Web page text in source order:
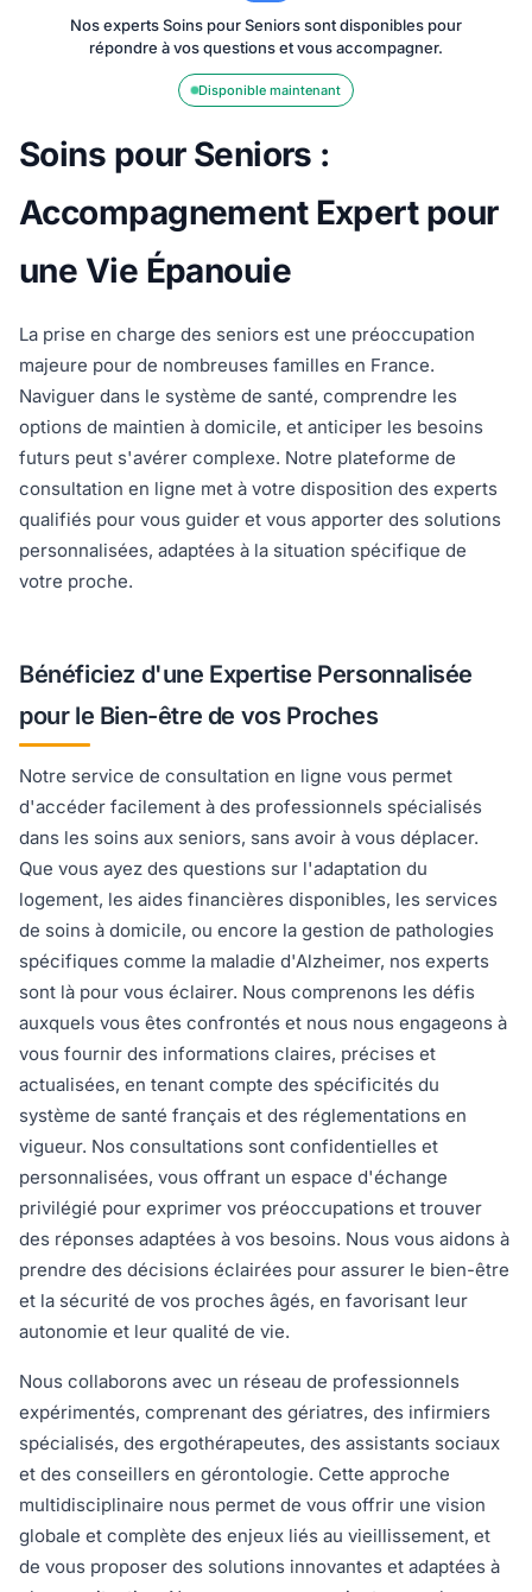
Nos experts Soins pour Seniors sont disponibles pour
répondre à vos questions et vous accompagner.
Disponible maintenant
Soins pour Seniors :
Accompagnement Expert pour
une Vie Épanouie
La prise en charge des seniors est une préoccupation
majeure pour de nombreuses familles en France.
Naviguer dans le système de santé, comprendre les
options de maintien à domicile, et anticiper les besoins
futurs peut s'avérer complexe. Notre plateforme de
consultation en ligne met à votre disposition des experts
qualifiés pour vous guider et vous apporter des solutions
personnalisées, adaptées à la situation spécifique de
votre proche.
Bénéficiez d'une Expertise Personnalisée
pour le Bien-être de vos Proches
Notre service de consultation en ligne vous permet
d'accéder facilement à des professionnels spécialisés
dans les soins aux seniors, sans avoir à vous déplacer.
Que vous ayez des questions sur l'adaptation du
logement, les aides financières disponibles, les services
de soins à domicile, ou encore la gestion de pathologies
spécifiques comme la maladie d'Alzheimer, nos experts
sont là pour vous éclairer. Nous comprenons les défis
auxquels vous êtes confrontés et nous nous engageons à
vous fournir des informations claires, précises et
actualisées, en tenant compte des spécificités du
système de santé français et des réglementations en
vigueur. Nos consultations sont confidentielles et
personnalisées, vous offrant un espace d'échange
privilégié pour exprimer vos préoccupations et trouver
des réponses adaptées à vos besoins. Nous vous aidons à
prendre des décisions éclairées pour assurer le bien-être
et la sécurité de vos proches âgés, en favorisant leur
autonomie et leur qualité de vie.
Nous collaborons avec un réseau de professionnels
expérimentés, comprenant des gériatres, des infirmiers
spécialisés, des ergothérapeutes, des assistants sociaux
et des conseillers en gérontologie. Cette approche
multidisciplinaire nous permet de vous offrir une vision
globale et complète des enjeux liés au vieillissement, et
de vous proposer des solutions innovantes et adaptées à